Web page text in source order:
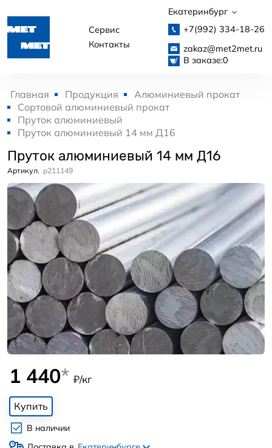
Сервис
Контакты
Екатеринбург
+7(992) 334-18-26
zakaz@met2met.ru
В заказе:0
Главная Продукция
Алюминиевый прокат
Сортовой алюминиевый прокат
Пруток алюминиевый
Пруток алюминиевый 14 мм Д16
Пруток алюминиевый 14 мм Д16
Артикул. p211149
1 440* ₽/кг
Купить
В наличии